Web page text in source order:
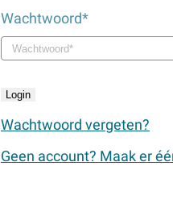
Wachtwoord*
Wachtwoord vergeten?
Geen account? Maak er